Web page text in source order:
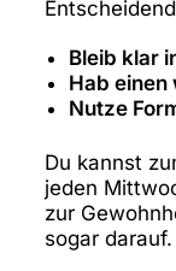
Bleib klar
Hab einen
Nutze
Du kannst
jeden
zur
sogar darauf.